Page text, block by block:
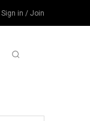
Sign in / Join